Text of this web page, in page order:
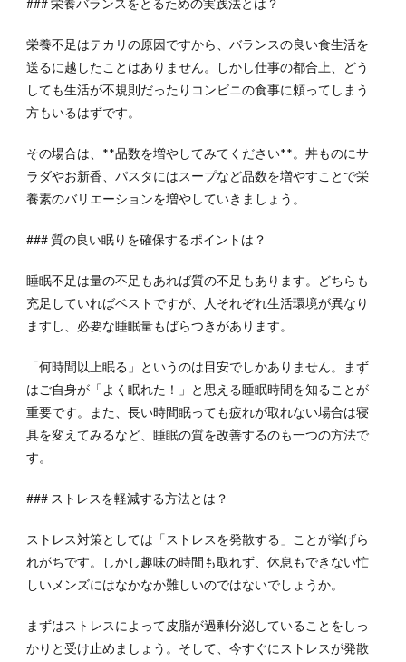
### 栄養バランスをとるための実践法とは？
栄養不足はテカリの原因ですから、バランスの良い食生活を
送るに越したことはありません。しかし仕事の都合上、どう
しても生活が不規則だったりコンビニの食事に頼ってしまう
方もいるはずです。
その場合は、**品数を増やしてみてください**。丼ものにサ
ラダやお新香、パスタにはスープなど品数を増やすことで栄
養素のバリエーションを増やしていきましょう。
### 質の良い眠りを確保するポイントは？
睡眠不足は量の不足もあれば質の不足もあります。どちらも
充足していればベストですが、人それぞれ生活環境が異なり
ますし、必要な睡眠量もばらつきがあります。
「何時間以上眠る」というのは目安でしかありません。まず
はご自身が「よく眠れた！」と思える睡眠時間を知ることが
重要です。また、長い時間眠っても疲れが取れない場合は寝
具を変えてみるなど、睡眠の質を改善するのも一つの方法で
す。
### ストレスを軽減する方法とは？
ストレス対策としては「ストレスを発散する」ことが挙げら
れがちです。しかし趣味の時間も取れず、休息もできない忙
しいメンズにはなかなか難しいのではないでしょうか。
まずはストレスによって皮脂が過剰分泌していることをしっ
かりと受け止めましょう。そして、今すぐにストレスが発散